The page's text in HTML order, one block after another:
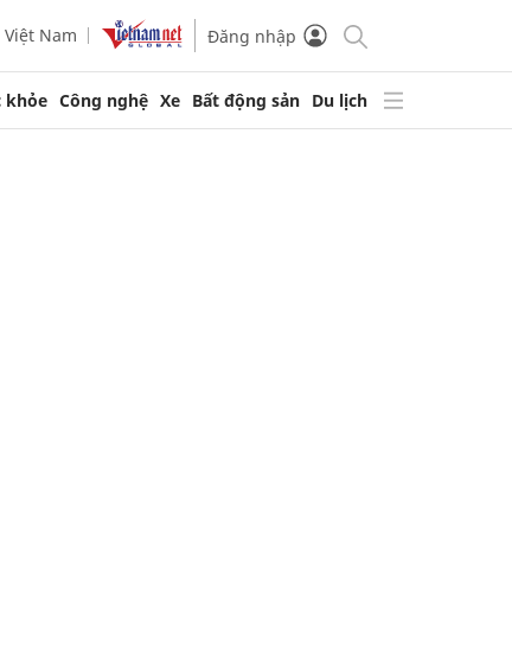
Nam Đăng nhập
khỏe Công nghệ Xe Bất động sản Du lịch